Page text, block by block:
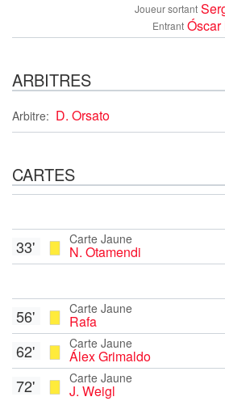
Joueur sortant
Entrant
ARBITRES
Arbitre: D. Orsato
CARTES
Carte Jaune
N. Otamendi
33'
Carte Jaune
Rafa
56'
Carte Jaune
Álex Grimaldo
62'
Carte Jaune
J. Weigl
72'